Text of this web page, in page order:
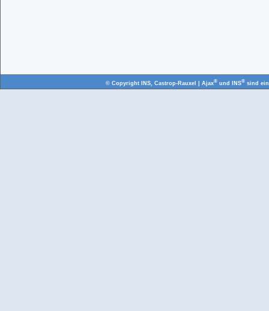
© Copyright INS, Castrop-Rauxel | Ajax®und INS®sind